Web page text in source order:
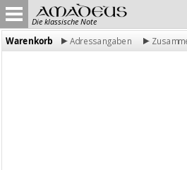
Die klassische Note
Warenkorb Adressangaben